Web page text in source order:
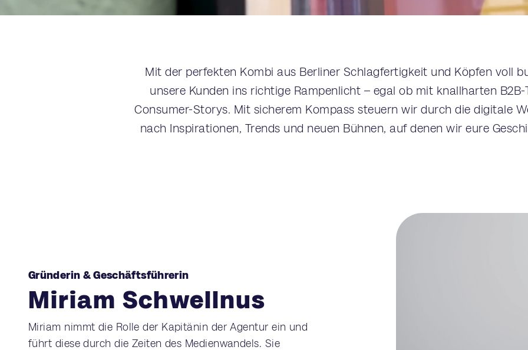
Mit der perfekten Kombi aus Berliner Schlagfertigkeit und Köpfen voll
unsere Kunden ins richtige Rampenlicht – egal ob mit knallharten
Consumer-Storys. Mit sicherem Kompass steuern wir durch die digitale
nach Inspirationen, Trends und neuen Bühnen, auf denen wir eure
Gründerin & Geschäftsführerin
Miriam Schwellnus
Miriam nimmt die Rolle der Kapitänin der Agentur ein und
führt diese durch die Zeiten des Medienwandels. Sie